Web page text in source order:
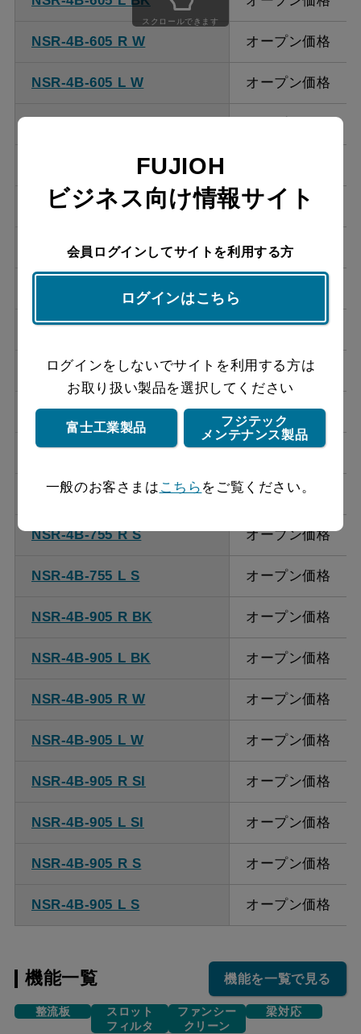
ください。
NSR-4B-605 R W オープン価格
NSR-4B-605 L W オープン価格
NSR-4B-605 L SI
NSR-4B-605 R S オープン価格
NSR-4B-605 L S オープン価格
NSR-4B-755 R BK
NSR-4B-755 L BK オープン価格
NSR-4B-755 R W オープン価格
NSR-4B-755 L W オープン価格
NSR-4B-755 R SI オープン価格
NSR-4B-755 L SI オープン価格
NSR-4B-755 R S オープン価格
NSR-4B-755 L S オープン価格
NSR-4B-905 R BK オープン価格
NSR-4B-905 L BK オープン価格
NSR-4B-905 R W オープン価格
NSR-4B-905 L W オープン価格
NSR-4B-905 R SI オープン価格
NSR-4B-905 L SI オープン価格
NSR-4B-905 R S オープン価格
NSR-4B-905 L S オープン価格
スクロールできます
機能一覧 機能を一覧で見る
整流板
スロット
フィルタ
ファンシー
クリーン
梁対応
FUJIOH
ビジネス向け情報サイト
会員ログインしてサイトを利用する方
ログインはこちら
ログインをしないでサイトを利用する方は
お取り扱い製品を選択してください
富士工業製品
フジテック
メンテナンス製品
一般のお客さまは こちら をご覧ください。